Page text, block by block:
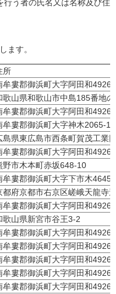
行う者の氏名又は名称及び住
ます。
所
牟婁郡御浜町大字阿田和4926
歌山県和歌山市中島185番地
牟婁郡御浜町大字阿田和4926
牟婁郡御浜町大字神木2065-1
島県東広島市西条町賀茂工業
牟婁郡御浜町大字阿田和4926
野市木本町赤坂648-10
牟婁郡御浜町大字下市木
都府京都市右京区嵯峨天龍寺
牟婁郡御浜町大字阿田和4926
歌山県新宮市谷王3-2
牟婁郡御浜町大字阿田和4926
牟婁郡御浜町大字阿田和4926
牟婁郡御浜町大字阿田和4926
牟婁郡御浜町大字阿田和4926
牟婁郡御浜町大字阿田和4926